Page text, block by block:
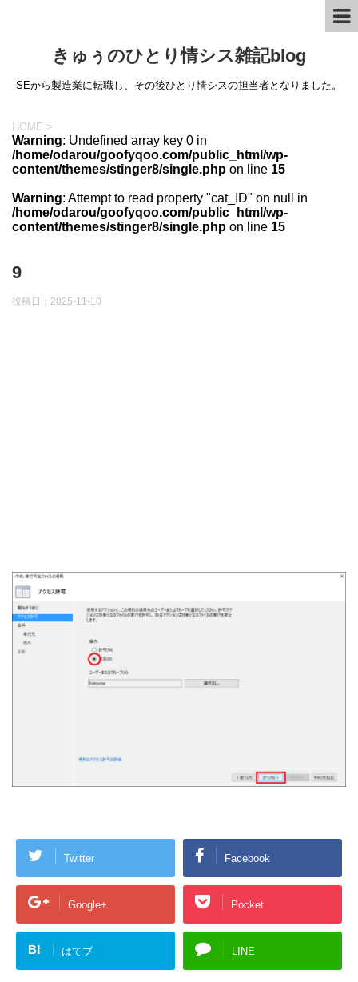
きゅぅのひとり情シス雑記blog
SEから製造業に転職し、その後ひとり情シスの担当者となりました。
HOME >
Warning: Undefined array key 0 in
/home/odarou/goofyqoo.com/public_html/wp-
content/themes/stinger8/single.php on line 15
Warning: Attempt to read property "cat_ID" on null in
/home/odarou/goofyqoo.com/public_html/wp-
content/themes/stinger8/single.php on line 15
9
投稿日： 2025-11-10
Twitter Facebook
Google+ Pocket
B! はてブ LINE